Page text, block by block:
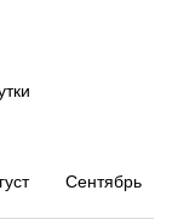
Сентябрь